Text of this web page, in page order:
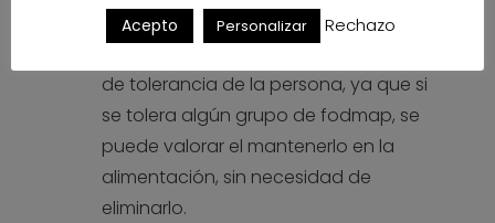
Esta primera fase es la más estricta,
de tolerancia de la persona, ya que si
se tolera algún grupo de fodmap, se
puede valorar el mantenerlo en la
alimentación, sin necesidad de
eliminarlo.
Acepto Personalizar Rechazo